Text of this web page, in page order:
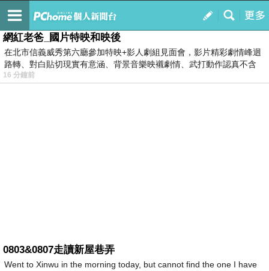
我的
最新文章
網紅老爸_國片特映和映後
在北市信義威秀第六廳參加特映+影人劇組見面會，影片精彩劇情峰迴
路轉、對白貼切現實有意涵、背景音樂映襯劇情、武打動作認真不含
糊、
16 分鐘前
0803&0807走讀新屋巷弄
Went to Xinwu in the morning today, but cannot find the one I have